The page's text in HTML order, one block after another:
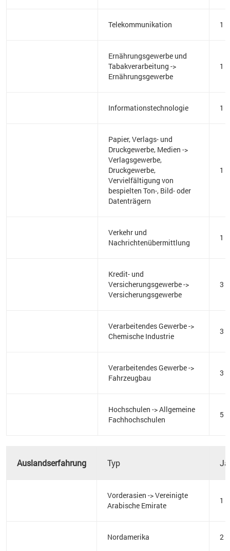
Telekommunikation 1
Ernährungsgewerbe und
Tabakverarbeitung ->
Ernährungsgewerbe
1
Informationstechnologie 1
Papier, Verlags- und
Druckgewerbe, Medien ->
Verlagsgewerbe,
Druckgewerbe,
Vervielfältigung von
bespielten Ton-, Bild- oder
Datenträgern
1
Verkehr und
Nachrichtenübermittlung
1
Kredit- und
Versicherungsgewerbe ->
Versicherungsgewerbe
3
Verarbeitendes Gewerbe ->
Chemische Industrie
3
Verarbeitendes Gewerbe ->
Fahrzeugbau
3
Hochschulen -> Allgemeine
Fachhochschulen
5
Auslandserfahrung Typ
Vorderasien -> Vereinigte
Arabische Emirate
1
Nordamerika 2